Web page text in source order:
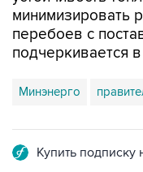
минимизировать
перебоев с
подчеркивается
Минэнерго
Купить